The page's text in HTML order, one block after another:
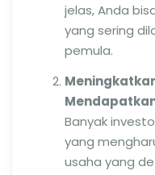
jelas, Anda
yang sering
pemula.
Banyak
yang
usaha yang